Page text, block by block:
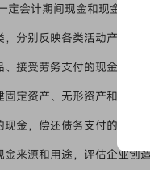
定会计期间现金和现金等价
分别反映各类活动产生的
接受劳务支付的现金等；
定资产、无形资产和其他
金，偿还债务支付的现金等
来源和用途，评估企业创